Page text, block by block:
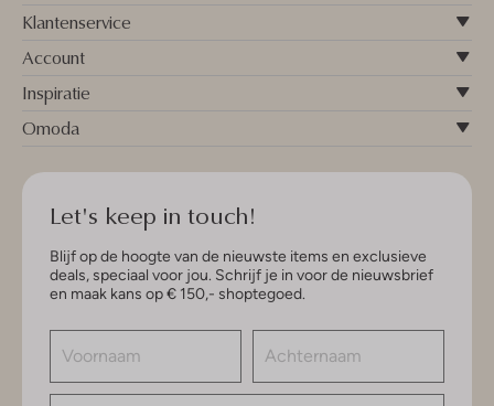
Klantenservice
Account
Inspiratie
Omoda
Let's keep in touch!
Blijf op de hoogte van de nieuwste items en exclusieve
deals, speciaal voor jou. Schrijf je in voor de nieuwsbrief
en maak kans op € 150,- shoptegoed.